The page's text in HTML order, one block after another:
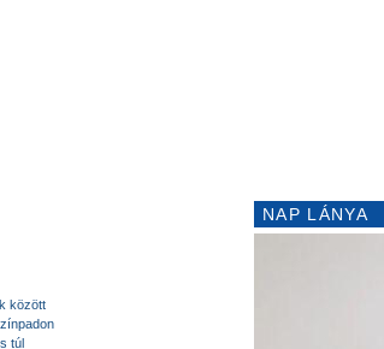
között
túl
NAP LÁNYA